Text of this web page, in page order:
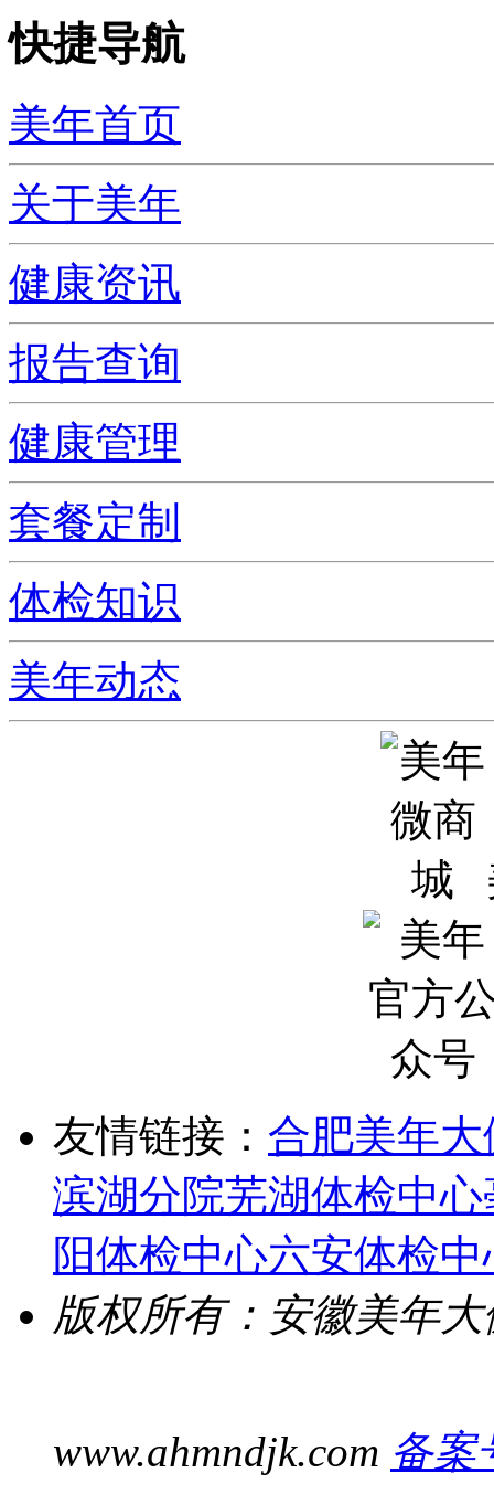
快捷导航
美年首页
关于美年
健康资讯
报告查询
健康管理
套餐定制
体检知识
美年动态
友情链接： 合肥美年
滨湖分院芜湖体检中心
阳体检中心六安体检中
版权所有：安徽美年
www.ahmndjk.com 备案